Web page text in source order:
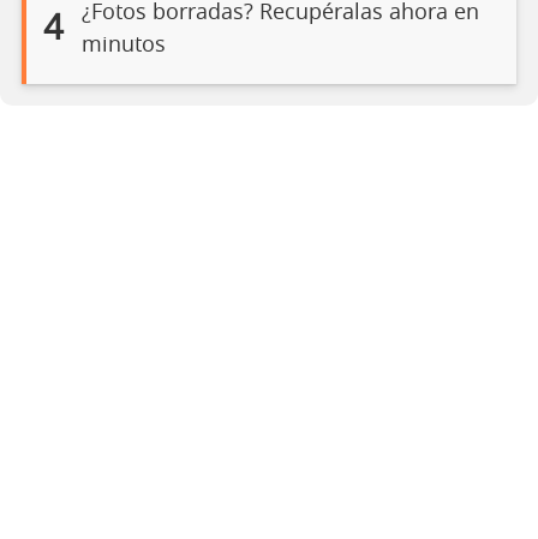
4
¿Fotos borradas? Recupéralas ahora en
minutos